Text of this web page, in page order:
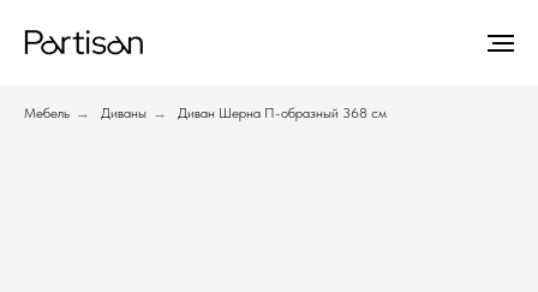
Мебель → Диваны → Диван Шерна П-образный 368 см